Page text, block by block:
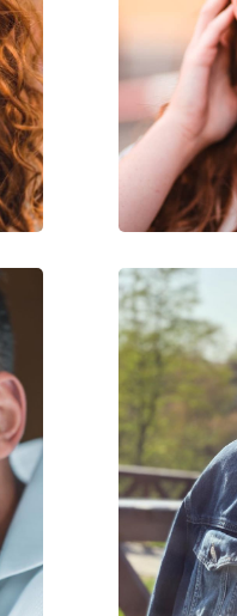
Herrera
0700 56